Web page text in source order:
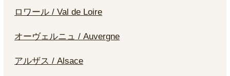
ロワール / Val de Loire
オーヴェルニュ / Auvergne
アルザス / Alsace